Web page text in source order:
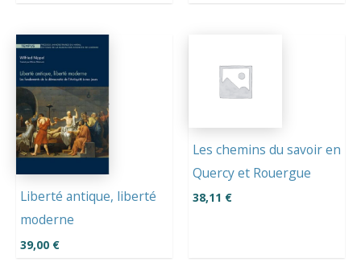
Liberté antique, liberté
moderne
39,00 €
Les chemins du savoir en
Quercy et Rouergue
38,11 €